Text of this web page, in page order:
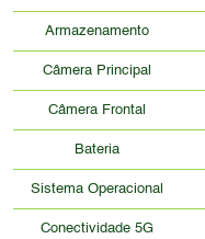
Armazenamento
Câmera Principal
Câmera Frontal
Bateria
Sistema Operacional
Conectividade 5G